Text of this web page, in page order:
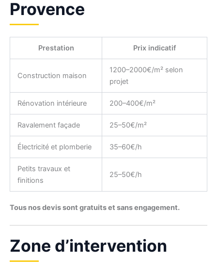
Provence
Prestation Prix indicatif
Construction maison
1200–2000€/m² selon
projet
Rénovation intérieure 200–400€/m²
Ravalement façade 25–50€/m²
Électricité et plomberie 35–60€/h
Petits travaux et
finitions
25–50€/h
Tous nos devis sont gratuits et sans engagement.
Zone d’intervention